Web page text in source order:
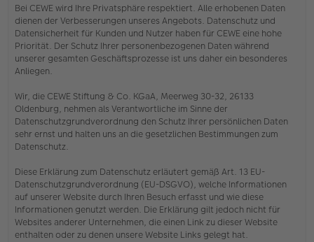
Bei CEWE wird Ihre Privatsphäre respektiert. Alle erhobenen Daten
dienen der Verbesserungen unseres Angebots. Datenschutz und
Datensicherheit für Kunden und Nutzer haben für CEWE eine hohe
Priorität. Der Schutz Ihrer personenbezogenen Daten während
unserer gesamten Geschäftsprozesse ist uns daher ein besonderes
Anliegen.
Wir, die CEWE Stiftung & Co. KGaA, Meerweg 30-32, 26133
Oldenburg, nehmen als Verantwortliche im Sinne der
Datenschutzgrundverordnung den Schutz Ihrer persönlichen Daten
sehr ernst und halten uns an die gesetzlichen Bestimmungen zum
Datenschutz.
Diese Erklärung zum Datenschutz erläutert gemäß Art. 13 EU-
Datenschutzgrundverordnung (EU-DSGVO), welche Informationen
auf unserer Website durch Ihren Besuch erfasst und wie diese
Informationen genutzt werden. Die Erklärung gilt jedoch nicht für
Websites anderer Unternehmen, die einen Link zu dieser Website
enthalten oder zu denen unsere Website Links gelegt hat.